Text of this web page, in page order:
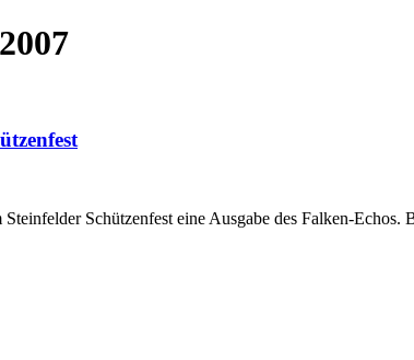
Steinfelder Schützenfest eine Ausgabe des Falken-